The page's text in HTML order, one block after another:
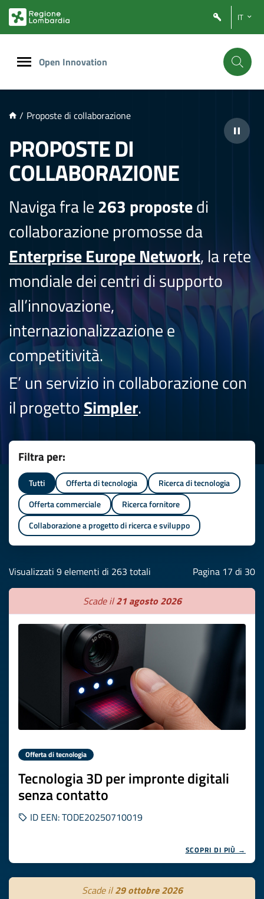
PRINCIPALE
IT
Open Innovation
/ Proposte di collaborazione
PROPOSTE DI
COLLABORAZIONE
Naviga fra le263 propostedi
collaborazione promosse da
Enterprise Europe Network, la rete
mondiale dei centri di supporto
all’innovazione,
internazionalizzazione e
competitività.
E’ un servizio in collaborazione con
il progettoSimpler.
Filtra per:
Tutti Offerta di tecnologia
Ricerca di tecnologia
Offerta commerciale
Ricerca fornitore
Collaborazione a progetto di ricerca e sviluppo
Visualizzati 9 elementi di 263 totali Pagina 17 di 30
Scade il21 agosto 2026
Offerta di tecnologia
Tecnologia 3D per impronte digitali
senza contatto
ID EEN: TODE20250710019
SCOPRI DI PIÙ →
Scade il29 ottobre 2026